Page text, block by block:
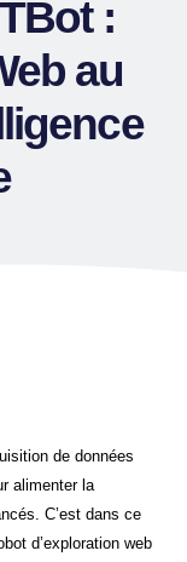
:
au
de données
alimenter la
C’est dans ce
d’exploration web